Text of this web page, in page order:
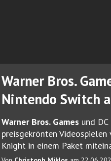
Warner Bros.
Nintendo Switch
Warner Bros. Games und
preisgekrönten Videospielen
Knight in einem Paket